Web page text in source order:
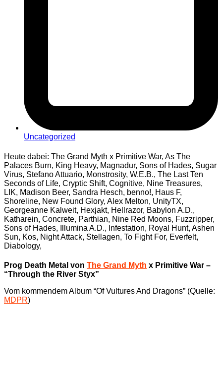
Uncategorized
Heute dabei: The Grand Myth x Primitive War, As The
Palaces Burn, King Heavy, Magnadur, Sons of Hades, Sugar
Virus, Stefano Attuario, Monstrosity, W.E.B., The Last Ten
Seconds of Life, Cryptic Shift, Cognitive, Nine Treasures,
LIK, Madison Beer, Sandra Hesch, benno!, Haus F,
Shoreline, New Found Glory, Alex Melton, UnityTX,
Georgeanne Kalweit, Hexjakt, Hellrazor, Babylon A.D.,
Katharein, Concrete, Parthian, Nine Red Moons, Fuzzripper,
Sons of Hades, Illumina A.D., Infestation, Royal Hunt, Ashen
Sun, Kos, Night Attack, Stellagen, To Fight For, Everfelt,
Diabology,
Prog Death Metal von The Grand Myth x Primitive War –
“Through the River Styx”
Vom kommendem Album “Of Vultures And Dragons” (Quelle:
MDPR)